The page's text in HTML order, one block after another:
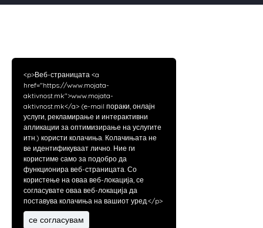
<p>Веб-страницата <a
href="https://www.mojata-
aktivnost.mk">www.mojata-
aktivnost.mk</a> (e-mail пораки, онлајн
услуги, рекламирање и интерактивни
апликации за оптимизирање на услугите
итн.) користи колачиња. Колачињата не
ве идентификуваат лично. Ние ги
користиме само за подобро да
функционира веб-страницата. Со
користење на оваа веб-локација, се
согласувате оваа веб-локација да
поставува колачиња на вашиот уред.</p>
се согласувам